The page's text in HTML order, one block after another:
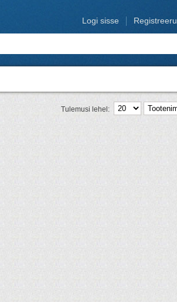
Registreeru
Logi sisse
Tulemusi lehel: